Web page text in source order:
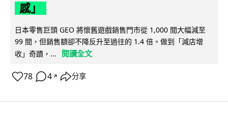
感」
日本零售巨頭 GEO 將懷舊遊戲銷售門市從 1,000 間大幅減至
99 間，但銷售額卻不降反升至過往的 1.4 倍。做到「減店增
收」奇蹟，...
閱讀全文
78 4 ↗ 分享